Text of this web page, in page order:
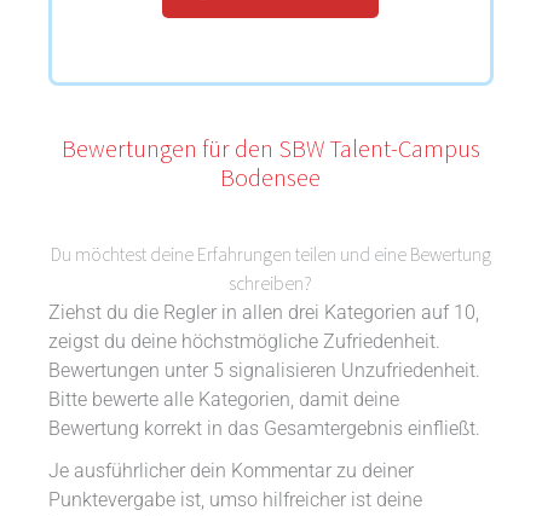
Bewertungen für den SBW Talent-Campus
Bodensee
Du möchtest deine Erfahrungen teilen und eine Bewertung
schreiben?
Ziehst du die Regler in allen drei Kategorien auf 10,
zeigst du deine höchstmögliche Zufriedenheit.
Bewertungen unter 5 signalisieren Unzufriedenheit.
Bitte bewerte alle Kategorien, damit deine
Bewertung korrekt in das Gesamtergebnis einfließt.
Je ausführlicher dein Kommentar zu deiner
Punktevergabe ist, umso hilfreicher ist deine